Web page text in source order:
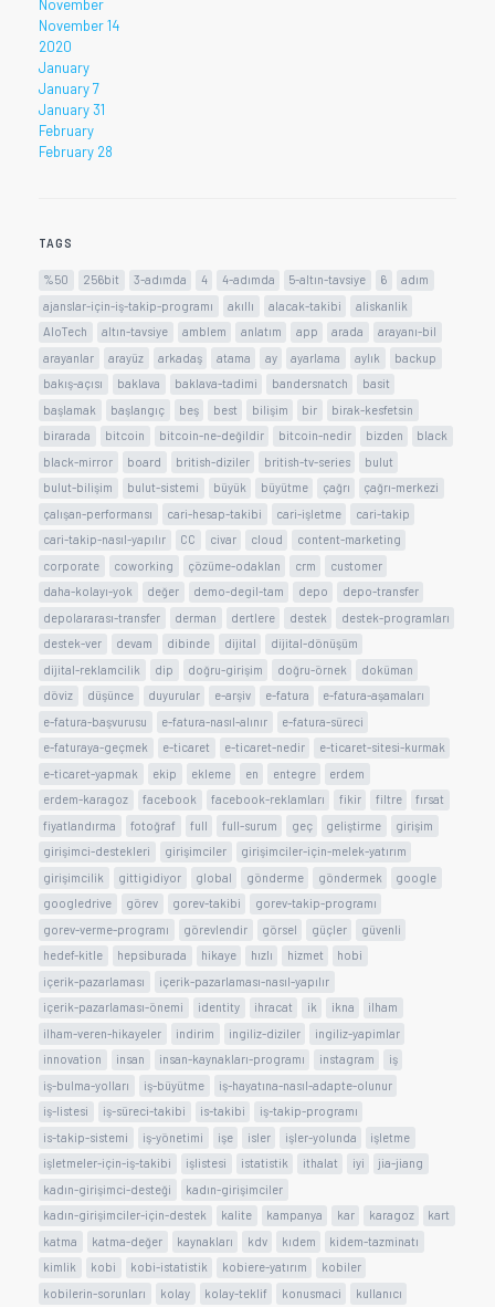
November
November 14
2020
January
January 7
January 31
February
February 28
TAGS
%50 256bit 3-adımda 4 4-adımda 5-altın-tavsiye 6
adım
ajanslar-için-iş-takip-programı
akıllı alacak-takibi
aliskanlik
AloTech
altın-tavsiye amblem anlatım app arada
arayanı-bil
arayanlar
arayüz arkadaş atama ay ayarlama aylık
backup
bakış-açısı
baklava baklava-tadimi bandersnatch
basit
başlamak
başlangıç beş best bilişim bir
birak-kesfetsin
birarada
bitcoin bitcoin-ne-değildir bitcoin-nedir bizden
black
black-mirror
board british-diziler british-tv-series
bulut
bulut-bilişim
bulut-sistemi büyük büyütme çağrı
çağrı-merkezi
çalışan-performansı
cari-hesap-takibi cari-işletme
cari-takip
cari-takip-nasıl-yapılır
CC civar cloud
content-marketing
corporate
coworking çözüme-odaklan crm
customer
daha-kolayı-yok
değer demo-degil-tam depo
depo-transfer
depolararası-transfer
derman dertlere destek
destek-programları
destek-ver
devam dibinde dijital
dijital-dönüşüm
dijital-reklamcilik
dip doğru-girişim doğru-örnek
doküman
döviz
düşünce duyurular e-arşiv e-fatura
e-fatura-aşamaları
e-fatura-başvurusu
e-fatura-nasıl-alınır
e-fatura-süreci
e-faturaya-geçmek
e-ticaret e-ticaret-nedir
e-ticaret-sitesi-kurmak
e-ticaret-yapmak
ekip ekleme en entegre
erdem
erdem-karagoz
facebook facebook-reklamları fikir filtre
fırsat
fiyatlandırma
fotoğraf full full-surum geç geliştirme
girişim
girişimci-destekleri
girişimciler
girişimciler-için-melek-yatırım
girişimcilik
gittigidiyor global gönderme göndermek
google
googledrive
görev gorev-takibi
gorev-takip-programı
gorev-verme-programı
görevlendir görsel güçler
güvenli
hedef-kitle
hepsiburada hikaye hızlı hizmet
hobi
içerik-pazarlaması
içerik-pazarlaması-nasıl-yapılır
içerik-pazarlaması-önemi
identity ihracat ik ikna
ilham
ilham-veren-hikayeler
indirim ingiliz-diziler
ingiliz-yapimlar
innovation
insan insan-kaynakları-programı instagram
iş
iş-bulma-yolları
iş-büyütme
iş-hayatına-nasıl-adapte-olunur
iş-listesi
iş-süreci-takibi is-takibi
iş-takip-programı
is-takip-sistemi
iş-yönetimi işe isler işler-yolunda
işletme
işletmeler-için-iş-takibi
işlistesi istatistik ithalat iyi
jia-jiang
kadın-girişimci-desteği
kadın-girişimciler
kadın-girişimciler-için-destek
kalite kampanya kar karagoz
kart
katma
katma-değer kaynakları kdv kıdem
kidem-tazminatı
kimlik
kobi kobi-istatistik kobiere-yatırım
kobiler
kobilerin-sorunları
kolay kolay-teklif konusmaci
kullanıcı